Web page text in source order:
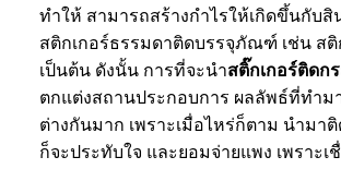
ทำให้ สามารถสร้างกำไรให้เกิดขึ้นกับสิ
สติกเกอร์ธรรมดาติดบรรจุภัณฑ์ เช่น สติ
เป็นต้น ดังนั้น การที่จะนำสติ๊กเกอร์ติดก
ตกแต่งสถานประกอบการ ผลลัพธ์ที่ทำม
ต่างกันมาก เพราะเมื่อไหร่ก็ตาม นำมา
ก็จะประทับใจ และยอมจ่ายแพง เพราะเ